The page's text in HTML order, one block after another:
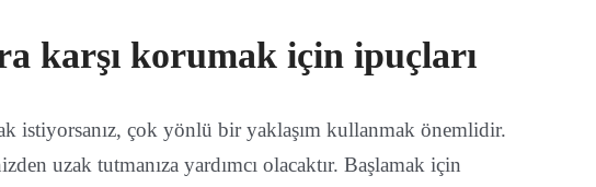
karşı korumak için ipuçları
istiyorsanız, çok yönlü bir yaklaşım kullanmak önemlidir.
uzak tutmanıza yardımcı olacaktır. Başlamak için